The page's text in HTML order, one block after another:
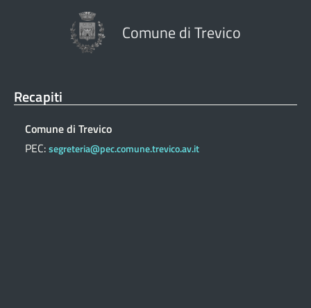
Comune di Trevico
Recapiti
Comune di Trevico
PEC:segreteria@pec.comune.trevico.av.it